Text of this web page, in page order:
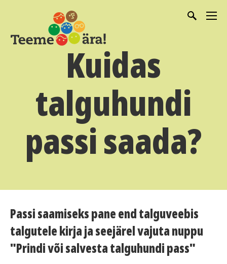
Kuidas
talguhundi
passi saada?
Passi saamiseks pane end talguveebis
talgutele kirja ja seejärel vajuta nuppu
"Prindi või salvesta talguhundi pass"